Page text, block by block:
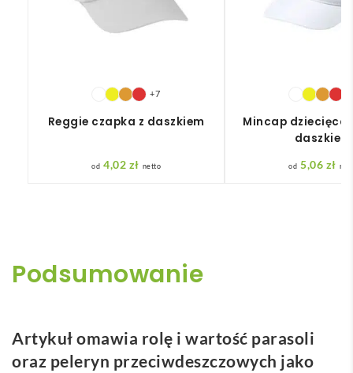
+7
Reggie czapka z daszkiem
4,02 zł netto
Mincap dziecięca
daszkiem
5,06 zł
Podsumowanie
Artykuł omawia rolę i wartość parasoli
oraz peleryn przeciwdeszczowych jako